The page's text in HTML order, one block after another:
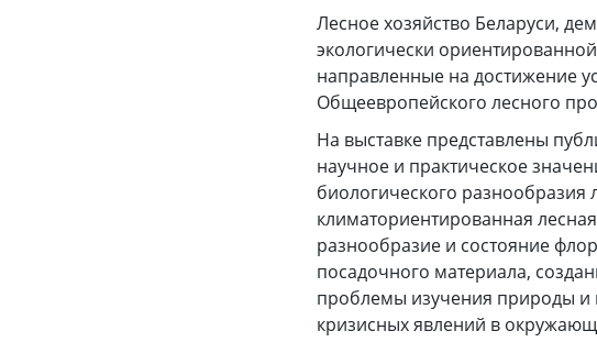
Лесное хозяйство Беларуси,
экологически
направленные на достижение
Общеевропейского лесного
На выставке представлены
научное и практическое
биологического разнообразия
климаториентированная
разнообразие и состояние
посадочного материала,
проблемы изучения природы и
кризисных явлений в